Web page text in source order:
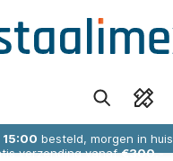
15:00 besteld, morgen in huis
verzending vanaf€300,-